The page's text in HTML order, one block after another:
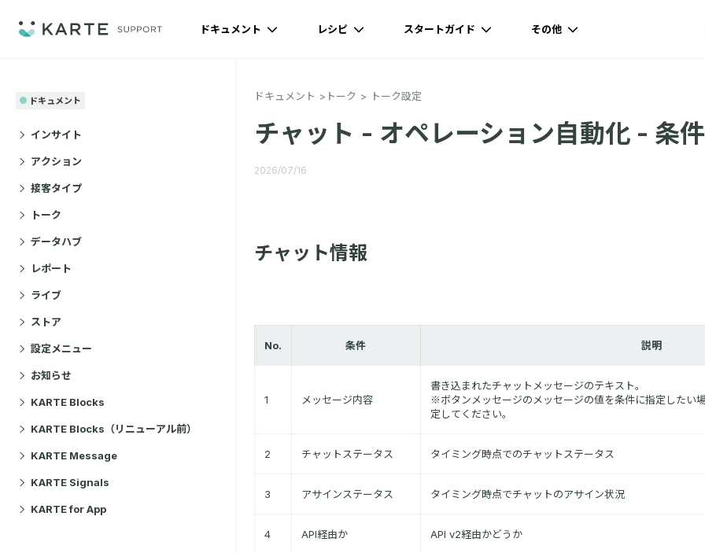
ドキュメント レシピ スタートガイド その他
ドキュメント
インサイト
アクション
接客タイプ
トーク
データハブ
レポート
ライブ
ストア
設定メニュー
お知らせ
KARTE Blocks
KARTE Blocks（リニューアル前）
KARTE Message
KARTE Signals
KARTE for App
ドキュメント トーク トーク設定
チャット - オペレーション自動化 - 条件
2026/07/16
チャット情報
No. 条件 説明
1 メッセージ内容
書き込まれたチャットメッセージのテキスト。
※ボタンメッセージのメッセージの値を条件に指定したい
定してください。
2 チャットステータス タイミング時点でのチャットステータス
3 アサインステータス タイミング時点でチャットのアサイン状況
4 API経由か API v2経由かどうか